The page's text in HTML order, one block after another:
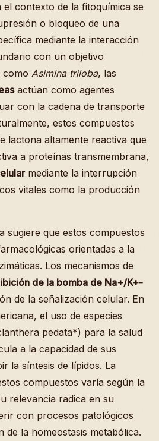
el contexto de la fitoquímica se
o bloqueo de una
mediante la interacción
con un objetivo
como Asimina triloba, las
actúan como agentes
con la cadena de transporte
estos compuestos
lactona altamente reactiva que
a proteínas transmembrana,
mediante la interrupción
vitales como la producción
sugiere que estos compuestos
orientadas a la
Los mecanismos de
de la bomba de Na+/K+-
de la señalización celular. En
el uso de especies
pedata*) para la salud
a la capacidad de sus
la síntesis de lípidos. La
compuestos varía según la
relevancia radica en su
con procesos patológicos
de la homeostasis metabólica.